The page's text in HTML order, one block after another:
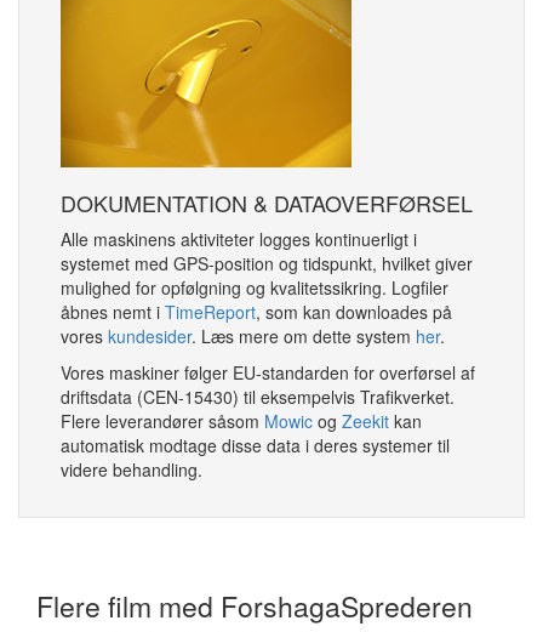
DOKUMENTATION & DATAOVERFØRSEL
Alle maskinens aktiviteter logges kontinuerligt i
systemet med GPS-position og tidspunkt, hvilket giver
mulighed for opfølgning og kvalitetssikring. Logfiler
åbnes nemt i TimeReport, som kan downloades på
vores kundesider. Læs mere om dette system her.
Vores maskiner følger EU-standarden for overførsel af
driftsdata (CEN-15430) til eksempelvis Trafikverket.
Flere leverandører såsom Mowic og Zeekit kan
automatisk modtage disse data i deres systemer til
videre behandling.
Flere film med ForshagaSprederen